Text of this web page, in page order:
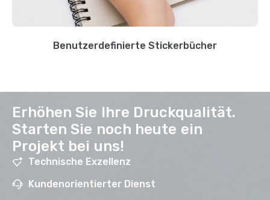
Benutzerdefinierte Stickerbücher
Erhöhen Sie Ihre Druckqualität.
Starten Sie noch heute ein
Projekt bei uns!
Technische Exzellenz
Kundenorientierter Dienst